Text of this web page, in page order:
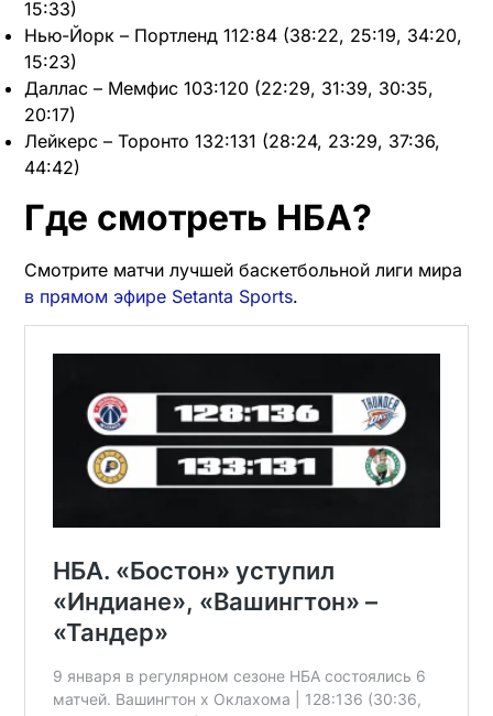
15:33)
Нью-Йорк – Портленд 112:84 (38:22, 25:19, 34:20,
15:23)
Даллас – Мемфис 103:120 (22:29, 31:39, 30:35,
20:17)
Лейкерс – Торонто 132:131 (28:24, 23:29, 37:36,
44:42)
Где смотреть НБА?
Смотрите матчи лучшей баскетбольной лиги мира
в прямом эфире Setanta Sports.